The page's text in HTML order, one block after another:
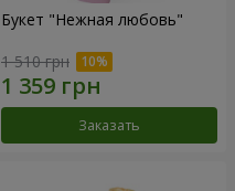
Букет "Нежная любовь"
1 510 грн
Заказать